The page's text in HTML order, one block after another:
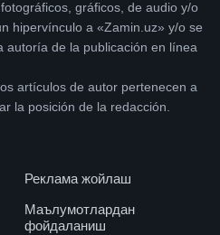
gráficos, de audio y/o
hipervínculo a «Zamin.uz» y/o se
autoría de la publicación en línea
artículos de autor pertenecen a
la posición de la redacción.
Реклама жойлаш
Маълумотлардан
фойдаланиш